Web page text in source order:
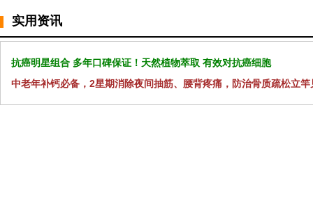
实用资讯
抗癌明星组合 多年口碑保证！天然植物萃取 有效对抗癌细胞
中老年补钙必备，2星期消除夜间抽筋、腰背疼痛，防治骨质疏松立竿